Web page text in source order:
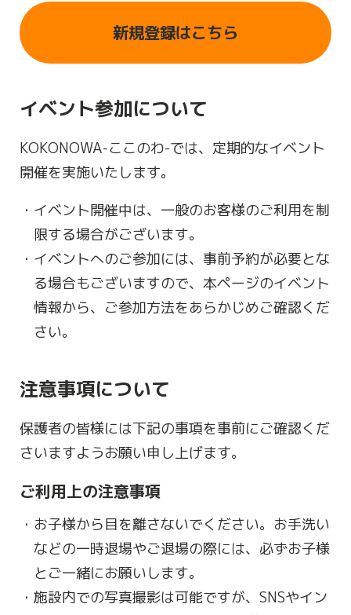
新規登録はこちら
イベント参加について
KOKONOWA-ここのわ-では、定期的なイベント
開催を実施いたします。
イベント開催中は、一般のお客様のご利用を制
限する場合がございます。
イベントへのご参加には、事前予約が必要とな
る場合もございますので、本ページのイベント
情報から、ご参加方法をあらかじめご確認くだ
さい。
注意事項について
保護者の皆様には下記の事項を事前にご確認くだ
さいますようお願い申し上げます。
ご利用上の注意事項
お子様から目を離さないでください。お手洗い
などの一時退場やご退場の際には、必ずお子様
とご一緒にお願いします。
施設内での写真撮影は可能ですが、SNSやイン